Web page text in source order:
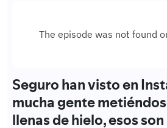
Seguro han visto en
mucha gente
llenas de hielo, esos